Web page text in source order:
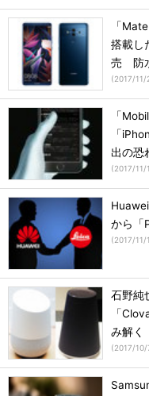
「
搭載し
売 防
(2017/11/
「
「
出の恐
(2017/11/
から「
(2017/11/
石野純
「
み解く
(2017/10/